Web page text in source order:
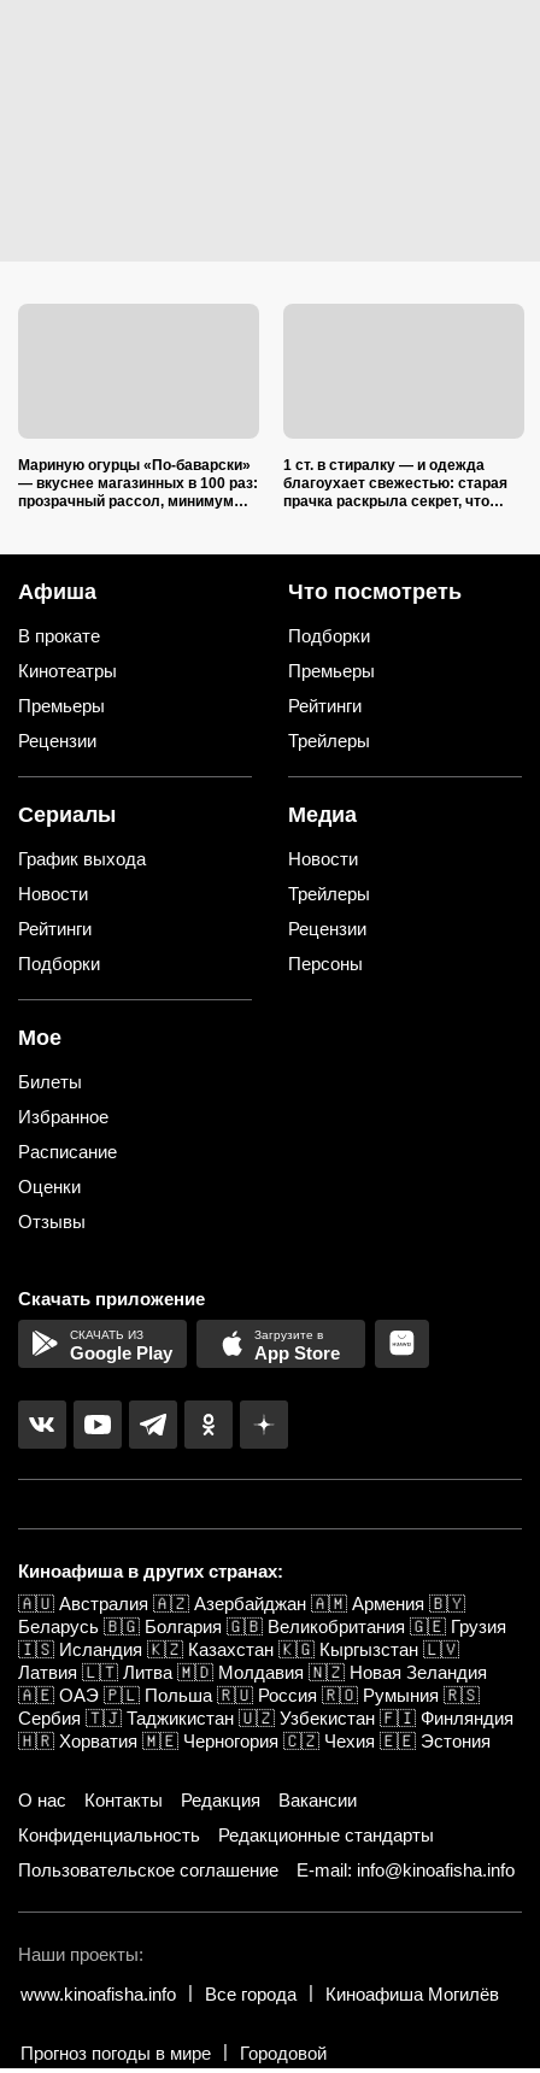
Мариную огурцы «По-баварски»
— вкуснее магазинных в 100 раз:
прозрачный рассол, минимум
1 ст. в стиралку — и одежда
благоухает свежестью: старая
прачка раскрыла секрет, что
Афиша
В прокате
Кинотеатры
Премьеры
Рецензии
Что посмотреть
Подборки
Премьеры
Рейтинги
Трейлеры
Сериалы
График выхода
Новости
Рейтинги
Подборки
Медиа
Новости
Трейлеры
Рецензии
Персоны
Мое
Билеты
Избранное
Расписание
Оценки
Отзывы
Скачать приложение
Google Play App Store
Киноафиша в других странах:
🇦🇺 Австралия 🇦🇿 Азербайджан 🇦🇲 Армения 🇧🇾
Беларусь 🇧🇬 Болгария 🇬🇧 Великобритания 🇬🇪 Грузия
🇮🇸 Исландия 🇰🇿 Казахстан 🇰🇬 Кыргызстан 🇱🇻
Латвия 🇱🇹 Литва 🇲🇩 Молдавия 🇳🇿 Новая Зеландия
🇦🇪 ОАЭ 🇵🇱 Польша 🇷🇺 Россия 🇷🇴 Румыния 🇷🇸
Сербия 🇹🇯 Таджикистан 🇺🇿 Узбекистан 🇫🇮 Финляндия
🇭🇷 Хорватия 🇲🇪 Черногория 🇨🇿 Чехия 🇪🇪 Эстония
О нас Контакты Редакция
Вакансии
Конфиденциальность
Редакционные стандарты
Пользовательское соглашение
E-mail: info@kinoafisha.info
Наши проекты:
www.kinoafisha.info
Все города Киноафиша Могилёв
Прогноз погоды в мире Городовой